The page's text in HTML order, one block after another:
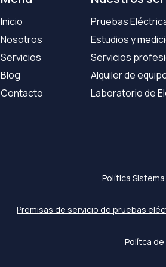
Inicio
Nosotros
Servicios
Blog
Contacto
Pruebas
Estudios y
Servicios
Alquiler de
Laboratorio de
Política
Premisas de servicio de pruebas
Polítca